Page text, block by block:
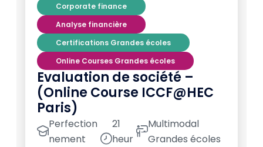
Corporate finance
Analyse financière
Certifications Grandes écoles
Online Courses Grandes écoles
Evaluation de société –
(Online Course ICCF@HEC
Paris)
Perfection
nement
21
heur
Multimodal
Grandes écoles